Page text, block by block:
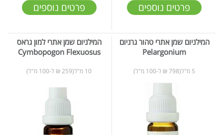
פרטים נוספים פרטים נוספים
המילניום שמן אתרי טהור גרניום
Pelargonium
5 מ"ל(798 ₪ ל-100 מ"ל)
המילניום שמן אתרי למון גראס
Cymbopogon Flexuosus
10 מ"ל(259 ₪ ל-100 מ"ל)